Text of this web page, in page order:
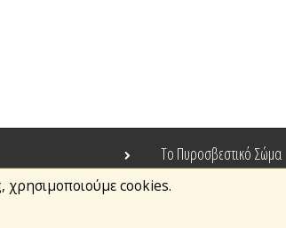
χρησιμοποιούμε cookies.
Το Πυροσβεστικό Σώμα
Τράπεζα Ιδεών